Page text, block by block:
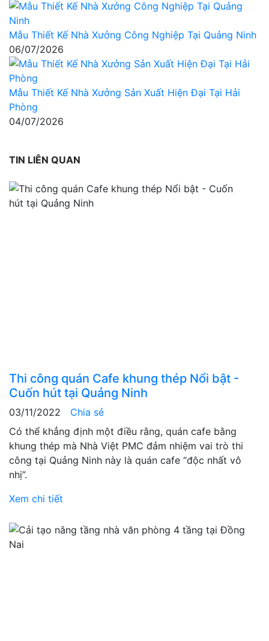
Mẫu Thiết Kế Nhà Xưởng Công Nghiệp Tại Quảng Ninh
06/07/2026
Mẫu Thiết Kế Nhà Xưởng Sản Xuất Hiện Đại Tại Hải
Phòng
04/07/2026
TIN LIÊN QUAN
Thi công quán Cafe khung thép Nổi bật -
Cuốn hút tại Quảng Ninh
03/11/2022
Chia sẻ
Có thể khẳng định một điều rằng, quán cafe bằng
khung thép mà Nhà Việt PMC đảm nhiệm vai trò thi
công tại Quảng Ninh này là quán cafe “độc nhất vô
nhị”.
Xem chi tiết